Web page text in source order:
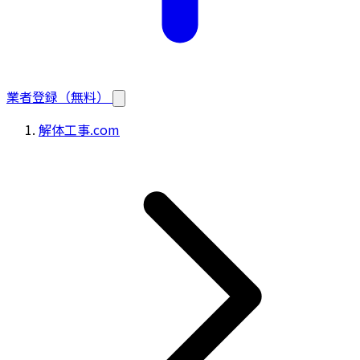
業者登録（無料）
解体工事.com